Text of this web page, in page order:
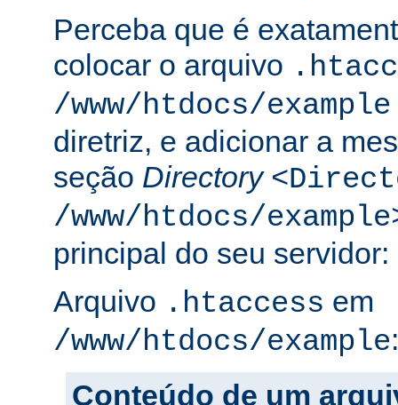
Perceba que é
colocar o arquivo
/www/htdocs/example
diretriz, e adicionar a
seção Directory
/www/htdocs/
principal do seu servidor:
Arquivo .htaccess em
/www/htdocs/example:
Conteúdo de um